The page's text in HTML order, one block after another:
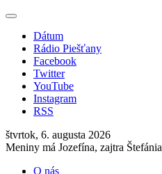
Dátum
Rádio Piešťany
Facebook
Twitter
YouTube
Instagram
RSS
štvrtok, 6. augusta 2026
Meniny má Jozefína, zajtra Štefánia
O nás